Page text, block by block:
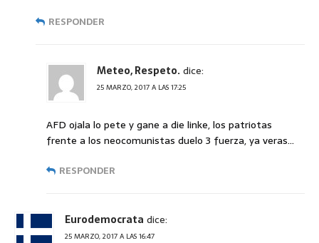
RESPONDER
Meteo, Respeto.dice:
25 MARZO, 2017 A LAS 17:25
AFD ojala lo pete y gane a die linke, los patriotas
frente a los neocomunistas duelo 3 fuerza, ya veras…
RESPONDER
Eurodemocrata dice:
25 MARZO, 2017 A LAS 16:47